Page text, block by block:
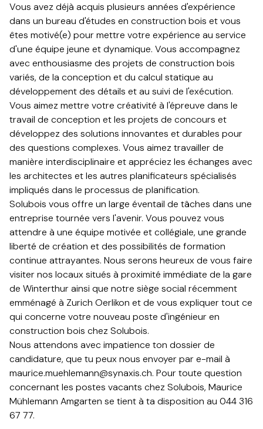
Vous avez déjà acquis plusieurs années d'expérience
dans un bureau d'études en construction bois et vous
êtes motivé(e) pour mettre votre expérience au service
d'une équipe jeune et dynamique. Vous accompagnez
avec enthousiasme des projets de construction bois
variés, de la conception et du calcul statique au
développement des détails et au suivi de l'exécution.
Vous aimez mettre votre créativité à l'épreuve dans le
travail de conception et les projets de concours et
développez des solutions innovantes et durables pour
des questions complexes. Vous aimez travailler de
manière interdisciplinaire et appréciez les échanges avec
les architectes et les autres planificateurs spécialisés
impliqués dans le processus de planification.​​​​‌ ‍ ​‍​‍‌‍ ‌ ​‍‌‍‍‌‌‍‌ ‌‍‍‌‌‍ ‍​‍​‍​ ‍‍​‍​‍‌ ​ ‌‍​‌‌‍ ‍‌‍‍‌‌ ‌​‌ ‍‌​‍ ‍‌‍‍‌‌‍ ​‍​‍​‍ ​​‍​‍‌‍‍​‌ ​‍‌‍‌‌‌‍‌‍​‍​‍​ ‍‍​‍​‍‌‍‍​‌ ‌​‌ ‌​‌ ​​​ ‍‍​‍ ​‍ ‌‍ ​‌‍ ‌‍​ ‌‍​‌‌‍ ​‌‍‍​‌‍ ‌ ​ ‌ ‌​​ ‍‍​ ​ ​ ​ ​ ​ ​ ​ ​‍ ‌‍‍‌‌‍ ‍‌ ‌​‌‍‌‌‌‍ ‍‌ ‌​​‍ ‌‍‌‌‌‍‌​‌‍‍‌‌ ‌​​‍ ‌‍ ‌‌‍ ‌‍‌​‌‍‌‌​ ‌‌ ​​‌ ​‍‌‍‌‌‌ ​ ‌‍‌‌‌‍ ‍‌ ‌​‌‍​‌‌ ‌​‌‍‍‌‌‍ ‌‍ ‍​ ‍ ‌‍‍‌‌‍‌​​ ‌‌‍​‍‌‍​ ​ ‌‌​ ​ ‌‍‌‌‌‍‌​​ ‍​​ ​‍​‍ ‌​ ​​‌‍‌‌​ ‌‌‌‍‌​​‍ ‌​ ‌​​ ‌‌​ ‍​​ ​‌​‍ ‌‌‍​‍‌‍​‍​ ‌ ​ ​ ​‍ ‌‌‍‌‌​ ‍‌‌‍‌‌‌‍‌‌​ ​ ‌‍‌‍‌‍‌​​ ‌‌​ ‍​‌‍​‌‌‍‌‍​ ‍‌​ ‍ ‌ ‌​‌ ‍‌‌ ​​‌‍‌‌​ ‌‌‍‍‍‌‍ ‌‍​‍​ ‍ ‌ ​​‌‍​‌‌ ‌​‌‍‍​​ ‌‌ ​‍‌‍‍‌‌‍​ ‌‍‍​‌‌‌​‌‍‌‌‌ ‍​‌ ‌​​‍‌‌​ ‌‌‌​​‍‌‌ ‌‍‍ ‌‍‌‌‌ ‍‌​‍‌‌​ ​ ‌​‌​​‍‌‌​ ​ ‌​‌​​‍‌‌​ ​‍​ ​‍‌‍‌‍‌ ​‍​‍‌‌​ ​‍​ ​‍​‍‌‌​ ‌‌‌​‌​​‍ ‍‌ ‌‍‌‍​‌‌‍ ​‌ ‌‌‌‍‌‌​‍‌‌​ ‌‌‌​​‍‌‌ ‌‍‍ ‌‍‌‌‌ ‍‌​‍‌‌​ ​ ‌​‌​​‍‌‌​ ​ ‌​‌​​‍‌‌​ ​‍​ ​‍​ ‍‌​ ​ ​ ​ ​ ‍​​ ​‍​ ‍‌‌‍‌‌‌‍​ ‌‍‌‍‌‍​ ​ ‍​‌‍‌​​‍‌‌​ ​‍​ ​‍​‍‌‌​ ‌‌‌​‌​​‍ ‍‌‍​ ‌‍‍​‌‍‍‌‌‍ ​‌‍‌​‌ ​‍‌‍‌‌‌‍ ‍​‍‌‌​ ‌‌‌​​‍‌‌ ‌‍‍ ‌‍‌‌‌ ‍‌​‍‌‌​ ​ ‌​‌​​‍‌‌​ ​ ‌​‌​​‍‌‌​ ​‍​ ​‍‌‍‌‌​ ​ ​ ‍‌​ ‌ ​ ‍‌​ ‍‌​ ‌‌​ ‌ ‌‍​‌​ ‌​‌‍​‌​ ‌‌​‍‌‌​ ​‍​ ​‍​‍‌‌​ ‌‌‌​‌​​‍ ‍‌ ‌​‌‍‌‌‌ ‍​‌ ‌​​ ‌‍​‍‌‍​‌‌ ​ ‌‍‌‌‌‌‌‌‌ ​‍‌‍ ​​ ‌‌‍‍​‌ ‌​‌ ‌​‌ ​​​‍‌‌​ ​ ‌​​‌​‍‌‌​ ​‍‌​‌‍​‍‌‌​ ​‍‌​‌‍‌‍ ​‌‍ ‌‍​ ‌‍​‌‌‍ ​‌‍‍​‌‍ ‌ ​ ‌ ‌​​‍‌‌​ ​ ‌​​‌​ ​ ​ ​ ​ ​ ​ ​ ​‍‌‍‌‍‍‌‌‍‌​​ ‌‌‍​‍‌‍​ ​ ‌‌​ ​ ‌‍‌‌‌‍‌​​ ‍​​ ​‍​‍ ‌​ ​​‌‍‌‌​ ‌‌‌‍‌​​‍ ‌​ ‌​​ ‌‌​ ‍​​ ​‌​‍ ‌‌‍​‍‌‍​‍​ ‌ ​ ​ ​‍ ‌‌‍‌‌​ ‍‌‌‍‌‌‌‍‌‌​ ​ ‌‍‌‍‌‍‌​​ ‌‌​ ‍​‌‍​‌‌‍‌‍​ ‍‌​‍‌‍‌ ‌​‌ ‍‌‌ ​​‌‍‌‌​ ‌‌‍‍‍‌‍ ‌‍​‍​‍‌‍‌ ​​‌‍​‌‌ ‌​‌‍‍​​ ‌‌ ​‍‌‍‍‌‌‍​ ‌‍‍​‌‌‌​‌‍‌‌‌ ‍​‌ ‌​​‍‌‌​ ‌‌‌​​‍‌‌ ‌‍‍ ‌‍‌‌‌ ‍‌​‍‌‌​ ​ ‌​‌​​‍‌‌​ ​ ‌​‌​​‍‌‌​ ​‍​ ​‍‌‍‌‍‌ ​‍​‍‌‌​ ​‍​ ​‍​‍‌‌​ ‌‌‌​‌​​‍ ‍‌ ‌‍‌‍​‌‌‍ ​‌ ‌‌‌‍‌‌​‍‌‌​ ‌‌‌​​‍‌‌ ‌‍‍ ‌‍‌‌‌ ‍‌​‍‌‌​ ​ ‌​‌​​‍‌‌​ ​ ‌​‌​​‍‌‌​ ​‍​ ​‍​ ‍‌​ ​ ​ ​ ​ ‍​​ ​‍​ ‍‌‌‍‌‌‌‍​ ‌‍‌‍‌‍​ ​ ‍​‌‍‌​​‍‌‌​ ​‍​ ​‍​‍‌‌​ ‌‌‌​‌​​‍ ‍‌‍​ ‌‍‍​‌‍‍‌‌‍ ​‌‍‌​‌ ​‍‌‍‌‌‌‍ ‍​‍‌‌​ ‌‌‌​​‍‌‌ ‌‍‍ ‌‍‌‌‌ ‍‌​‍‌‌​ ​ ‌​‌​​‍‌‌​ ​ ‌​‌​​‍‌‌​ ​‍​ ​‍‌‍‌‌​ ​ ​ ‍‌​ ‌ ​ ‍‌​ ‍‌​ ‌‌​ ‌ ‌‍​‌​ ‌​‌‍​‌​ ‌‌​‍‌‌​ ​‍​ ​‍​‍‌‌​ ‌‌‌​‌​​‍ ‍‌ ‌​‌‍‌‌‌ ‍​‌ ‌​​‍‌‍‌ ​​‌‍‌‌‌ ​‍‌ ​ ‌ ​​‌‍‌‌‌‍​ ‌ ‌​‌‍‍‌‌ ‌‍‌‍‌‌​ ‌‌ ​​‌ ‌‌‌‍​‍‌‍ ​‌‍‍‌‌ ​ ‌‍‍​‌‍‌‌‌‍‌​​‍​‍‌ ‌
Solubois vous offre un large éventail de tâches dans une
entreprise tournée vers l'avenir. Vous pouvez vous
attendre à une équipe motivée et collégiale, une grande
liberté de création et des possibilités de formation
continue attrayantes. Nous serons heureux de vous faire
visiter nos locaux situés à proximité immédiate de la gare
de Winterthur ainsi que notre siège social récemment
emménagé à Zurich Oerlikon et de vous expliquer tout ce
qui concerne votre nouveau poste d'ingénieur en
construction bois chez Solubois.​​​​‌ ‍ ​‍​‍‌‍ ‌ ​‍‌‍‍‌‌‍‌ ‌‍‍‌‌‍ ‍​‍​‍​ ‍‍​‍​‍‌ ​ ‌‍​‌‌‍ ‍‌‍‍‌‌ ‌​‌ ‍‌​‍ ‍‌‍‍‌‌‍ ​‍​‍​‍ ​​‍​‍‌‍‍​‌ ​‍‌‍‌‌‌‍‌‍​‍​‍​ ‍‍​‍​‍‌‍‍​‌ ‌​‌ ‌​‌ ​​​ ‍‍​‍ ​‍ ‌‍ ​‌‍ ‌‍​ ‌‍​‌‌‍ ​‌‍‍​‌‍ ‌ ​ ‌ ‌​​ ‍‍​ ​ ​ ​ ​ ​ ​ ​ ​‍ ‌‍‍‌‌‍ ‍‌ ‌​‌‍‌‌‌‍ ‍‌ ‌​​‍ ‌‍‌‌‌‍‌​‌‍‍‌‌ ‌​​‍ ‌‍ ‌‌‍ ‌‍‌​‌‍‌‌​ ‌‌ ​​‌ ​‍‌‍‌‌‌ ​ ‌‍‌‌‌‍ ‍‌ ‌​‌‍​‌‌ ‌​‌‍‍‌‌‍ ‌‍ ‍​ ‍ ‌‍‍‌‌‍‌​​ ‌‌‍​‍‌‍​ ​ ‌‌​ ​ ‌‍‌‌‌‍‌​​ ‍​​ ​‍​‍ ‌​ ​​‌‍‌‌​ ‌‌‌‍‌​​‍ ‌​ ‌​​ ‌‌​ ‍​​ ​‌​‍ ‌‌‍​‍‌‍​‍​ ‌ ​ ​ ​‍ ‌‌‍‌‌​ ‍‌‌‍‌‌‌‍‌‌​ ​ ‌‍‌‍‌‍‌​​ ‌‌​ ‍​‌‍​‌‌‍‌‍​ ‍‌​ ‍ ‌ ‌​‌ ‍‌‌ ​​‌‍‌‌​ ‌‌‍‍‍‌‍ ‌‍​‍​ ‍ ‌ ​​‌‍​‌‌ ‌​‌‍‍​​ ‌‌ ​‍‌‍‍‌‌‍​ ‌‍‍​‌‌‌​‌‍‌‌‌ ‍​‌ ‌​​‍‌‌​ ‌‌‌​​‍‌‌ ‌‍‍ ‌‍‌‌‌ ‍‌​‍‌‌​ ​ ‌​‌​​‍‌‌​ ​ ‌​‌​​‍‌‌​ ​‍​ ​‍‌‍‌‍‌ ​‍​‍‌‌​ ​‍​ ​‍​‍‌‌​ ‌‌‌​‌​​‍ ‍‌ ‌‍‌‍​‌‌‍ ​‌ ‌‌‌‍‌‌​‍‌‌​ ‌‌‌​​‍‌‌ ‌‍‍ ‌‍‌‌‌ ‍‌​‍‌‌​ ​ ‌​‌​​‍‌‌​ ​ ‌​‌​​‍‌‌​ ​‍​ ​‍‌‍‌‌​ ‌‍‌‍‌​​ ‌‌​ ‍​‌‍​‌​ ​‍​ ‍​​ ‌ ​ ​​‌‍‌‌​ ​​​‍‌‌​ ​‍​ ​‍​‍‌‌​ ‌‌‌​‌​​‍ ‍‌‍​ ‌‍‍​‌‍‍‌‌‍ ​‌‍‌​‌ ​‍‌‍‌‌‌‍ ‍​‍‌‌​ ‌‌‌​​‍‌‌ ‌‍‍ ‌‍‌‌‌ ‍‌​‍‌‌​ ​ ‌​‌​​‍‌‌​ ​ ‌​‌​​‍‌‌​ ​‍​ ​‍​ ​ ​ ‌​​ ​​​ ‌‌‌‍​ ​ ​​‌‍‌​​ ‍‌​ ‌‍‌‍​ ​ ‌ ​ ​​​‍‌‌​ ​‍​ ​‍​‍‌‌​ ‌‌‌​‌​​‍ ‍‌ ‌​‌‍‌‌‌ ‍​‌ ‌​​ ‌‍​‍‌‍​‌‌ ​ ‌‍‌‌‌‌‌‌‌ ​‍‌‍ ​​ ‌‌‍‍​‌ ‌​‌ ‌​‌ ​​​‍‌‌​ ​ ‌​​‌​‍‌‌​ ​‍‌​‌‍​‍‌‌​ ​‍‌​‌‍‌‍ ​‌‍ ‌‍​ ‌‍​‌‌‍ ​‌‍‍​‌‍ ‌ ​ ‌ ‌​​‍‌‌​ ​ ‌​​‌​ ​ ​ ​ ​ ​ ​ ​ ​‍‌‍‌‍‍‌‌‍‌​​ ‌‌‍​‍‌‍​ ​ ‌‌​ ​ ‌‍‌‌‌‍‌​​ ‍​​ ​‍​‍ ‌​ ​​‌‍‌‌​ ‌‌‌‍‌​​‍ ‌​ ‌​​ ‌‌​ ‍​​ ​‌​‍ ‌‌‍​‍‌‍​‍​ ‌ ​ ​ ​‍ ‌‌‍‌‌​ ‍‌‌‍‌‌‌‍‌‌​ ​ ‌‍‌‍‌‍‌​​ ‌‌​ ‍​‌‍​‌‌‍‌‍​ ‍‌​‍‌‍‌ ‌​‌ ‍‌‌ ​​‌‍‌‌​ ‌‌‍‍‍‌‍ ‌‍​‍​‍‌‍‌ ​​‌‍​‌‌ ‌​‌‍‍​​ ‌‌ ​‍‌‍‍‌‌‍​ ‌‍‍​‌‌‌​‌‍‌‌‌ ‍​‌ ‌​​‍‌‌​ ‌‌‌​​‍‌‌ ‌‍‍ ‌‍‌‌‌ ‍‌​‍‌‌​ ​ ‌​‌​​‍‌‌​ ​ ‌​‌​​‍‌‌​ ​‍​ ​‍‌‍‌‍‌ ​‍​‍‌‌​ ​‍​ ​‍​‍‌‌​ ‌‌‌​‌​​‍ ‍‌ ‌‍‌‍​‌‌‍ ​‌ ‌‌‌‍‌‌​‍‌‌​ ‌‌‌​​‍‌‌ ‌‍‍ ‌‍‌‌‌ ‍‌​‍‌‌​ ​ ‌​‌​​‍‌‌​ ​ ‌​‌​​‍‌‌​ ​‍​ ​‍‌‍‌‌​ ‌‍‌‍‌​​ ‌‌​ ‍​‌‍​‌​ ​‍​ ‍​​ ‌ ​ ​​‌‍‌‌​ ​​​‍‌‌​ ​‍​ ​‍​‍‌‌​ ‌‌‌​‌​​‍ ‍‌‍​ ‌‍‍​‌‍‍‌‌‍ ​‌‍‌​‌ ​‍‌‍‌‌‌‍ ‍​‍‌‌​ ‌‌‌​​‍‌‌ ‌‍‍ ‌‍‌‌‌ ‍‌​‍‌‌​ ​ ‌​‌​​‍‌‌​ ​ ‌​‌​​‍‌‌​ ​‍​ ​‍​ ​ ​ ‌​​ ​​​ ‌‌‌‍​ ​ ​​‌‍‌​​ ‍‌​ ‌‍‌‍​ ​ ‌ ​ ​​​‍‌‌​ ​‍​ ​‍​‍‌‌​ ‌‌‌​‌​​‍ ‍‌ ‌​‌‍‌‌‌ ‍​‌ ‌​​‍‌‍‌ ​​‌‍‌‌‌ ​‍‌ ​ ‌ ​​‌‍‌‌‌‍​ ‌ ‌​‌‍‍‌‌ ‌‍‌‍‌‌​ ‌‌ ​​‌ ‌‌‌‍​‍‌‍ ​‌‍‍‌‌ ​ ‌‍‍​‌‍‌‌‌‍‌​​‍​‍‌ ‌
Nous attendons avec impatience ton dossier de
candidature, que tu peux nous envoyer par e-mail à
maurice.muehlemann@synaxis.ch. Pour toute question
concernant les postes vacants chez Solubois, Maurice
Mühlemann Amgarten se tient à ta disposition au 044 316
67 77.​​​​‌ ‍ ​‍​‍‌‍ ‌ ​‍‌‍‍‌‌‍‌ ‌‍‍‌‌‍ ‍​‍​‍​ ‍‍​‍​‍‌ ​ ‌‍​‌‌‍ ‍‌‍‍‌‌ ‌​‌ ‍‌​‍ ‍‌‍‍‌‌‍ ​‍​‍​‍ ​​‍​‍‌‍‍​‌ ​‍‌‍‌‌‌‍‌‍​‍​‍​ ‍‍​‍​‍‌‍‍​‌ ‌​‌ ‌​‌ ​​​ ‍‍​‍ ​‍ ‌‍ ​‌‍ ‌‍​ ‌‍​‌‌‍ ​‌‍‍​‌‍ ‌ ​ ‌ ‌​​ ‍‍​ ​ ​ ​ ​ ​ ​ ​ ​‍ ‌‍‍‌‌‍ ‍‌ ‌​‌‍‌‌‌‍ ‍‌ ‌​​‍ ‌‍‌‌‌‍‌​‌‍‍‌‌ ‌​​‍ ‌‍ ‌‌‍ ‌‍‌​‌‍‌‌​ ‌‌ ​​‌ ​‍‌‍‌‌‌ ​ ‌‍‌‌‌‍ ‍‌ ‌​‌‍​‌‌ ‌​‌‍‍‌‌‍ ‌‍ ‍​ ‍ ‌‍‍‌‌‍‌​​ ‌‌‍​‍‌‍​ ​ ‌‌​ ​ ‌‍‌‌‌‍‌​​ ‍​​ ​‍​‍ ‌​ ​​‌‍‌‌​ ‌‌‌‍‌​​‍ ‌​ ‌​​ ‌‌​ ‍​​ ​‌​‍ ‌‌‍​‍‌‍​‍​ ‌ ​ ​ ​‍ ‌‌‍‌‌​ ‍‌‌‍‌‌‌‍‌‌​ ​ ‌‍‌‍‌‍‌​​ ‌‌​ ‍​‌‍​‌‌‍‌‍​ ‍‌​ ‍ ‌ ‌​‌ ‍‌‌ ​​‌‍‌‌​ ‌‌‍‍‍‌‍ ‌‍​‍​ ‍ ‌ ​​‌‍​‌‌ ‌​‌‍‍​​ ‌‌ ​‍‌‍‍‌‌‍​ ‌‍‍​‌‌‌​‌‍‌‌‌ ‍​‌ ‌​​‍‌‌​ ‌‌‌​​‍‌‌ ‌‍‍ ‌‍‌‌‌ ‍‌​‍‌‌​ ​ ‌​‌​​‍‌‌​ ​ ‌​‌​​‍‌‌​ ​‍​ ​‍‌‍‌‍‌ ​‍​‍‌‌​ ​‍​ ​‍​‍‌‌​ ‌‌‌​‌​​‍ ‍‌ ‌‍‌‍​‌‌‍ ​‌ ‌‌‌‍‌‌​‍‌‌​ ‌‌‌​​‍‌‌ ‌‍‍ ‌‍‌‌‌ ‍‌​‍‌‌​ ​ ‌​‌​​‍‌‌​ ​ ‌​‌​​‍‌‌​ ​‍​ ​‍‌‍​‍‌‍​ ‌‍​ ​ ‍​​ ‌​​ ​ ​ ‍​​ ‍‌​ ​‍​ ​​​ ​‌​ ‍‌​‍‌‌​ ​‍​ ​‍​‍‌‌​ ‌‌‌​‌​​‍ ‍‌‍​ ‌‍‍​‌‍‍‌‌‍ ​‌‍‌​‌ ​‍‌‍‌‌‌‍ ‍​‍‌‌​ ‌‌‌​​‍‌‌ ‌‍‍ ‌‍‌‌‌ ‍‌​‍‌‌​ ​ ‌​‌​​‍‌‌​ ​ ‌​‌​​‍‌‌​ ​‍​ ​‍‌‍​‌‌‍​‍​ ‌ ​ ‍‌​ ​​​ ‍‌​ ​​​ ​‌​ ‌ ​ ‍‌​ ​​‌‍​ ​‍‌‌​ ​‍​ ​‍​‍‌‌​ ‌‌‌​‌​​‍ ‍‌ ‌​‌‍‌‌‌ ‍​‌ ‌​​ ‌‍​‍‌‍​‌‌ ​ ‌‍‌‌‌‌‌‌‌ ​‍‌‍ ​​ ‌‌‍‍​‌ ‌​‌ ‌​‌ ​​​‍‌‌​ ​ ‌​​‌​‍‌‌​ ​‍‌​‌‍​‍‌‌​ ​‍‌​‌‍‌‍ ​‌‍ ‌‍​ ‌‍​‌‌‍ ​‌‍‍​‌‍ ‌ ​ ‌ ‌​​‍‌‌​ ​ ‌​​‌​ ​ ​ ​ ​ ​ ​ ​ ​‍‌‍‌‍‍‌‌‍‌​​ ‌‌‍​‍‌‍​ ​ ‌‌​ ​ ‌‍‌‌‌‍‌​​ ‍​​ ​‍​‍ ‌​ ​​‌‍‌‌​ ‌‌‌‍‌​​‍ ‌​ ‌​​ ‌‌​ ‍​​ ​‌​‍ ‌‌‍​‍‌‍​‍​ ‌ ​ ​ ​‍ ‌‌‍‌‌​ ‍‌‌‍‌‌‌‍‌‌​ ​ ‌‍‌‍‌‍‌​​ ‌‌​ ‍​‌‍​‌‌‍‌‍​ ‍‌​‍‌‍‌ ‌​‌ ‍‌‌ ​​‌‍‌‌​ ‌‌‍‍‍‌‍ ‌‍​‍​‍‌‍‌ ​​‌‍​‌‌ ‌​‌‍‍​​ ‌‌ ​‍‌‍‍‌‌‍​ ‌‍‍​‌‌‌​‌‍‌‌‌ ‍​‌ ‌​​‍‌‌​ ‌‌‌​​‍‌‌ ‌‍‍ ‌‍‌‌‌ ‍‌​‍‌‌​ ​ ‌​‌​​‍‌‌​ ​ ‌​‌​​‍‌‌​ ​‍​ ​‍‌‍‌‍‌ ​‍​‍‌‌​ ​‍​ ​‍​‍‌‌​ ‌‌‌​‌​​‍ ‍‌ ‌‍‌‍​‌‌‍ ​‌ ‌‌‌‍‌‌​‍‌‌​ ‌‌‌​​‍‌‌ ‌‍‍ ‌‍‌‌‌ ‍‌​‍‌‌​ ​ ‌​‌​​‍‌‌​ ​ ‌​‌​​‍‌‌​ ​‍​ ​‍‌‍​‍‌‍​ ‌‍​ ​ ‍​​ ‌​​ ​ ​ ‍​​ ‍‌​ ​‍​ ​​​ ​‌​ ‍‌​‍‌‌​ ​‍​ ​‍​‍‌‌​ ‌‌‌​‌​​‍ ‍‌‍​ ‌‍‍​‌‍‍‌‌‍ ​‌‍‌​‌ ​‍‌‍‌‌‌‍ ‍​‍‌‌​ ‌‌‌​​‍‌‌ ‌‍‍ ‌‍‌‌‌ ‍‌​‍‌‌​ ​ ‌​‌​​‍‌‌​ ​ ‌​‌​​‍‌‌​ ​‍​ ​‍‌‍​‌‌‍​‍​ ‌ ​ ‍‌​ ​​​ ‍‌​ ​​​ ​‌​ ‌ ​ ‍‌​ ​​‌‍​ ​‍‌‌​ ​‍​ ​‍​‍‌‌​ ‌‌‌​‌​​‍ ‍‌ ‌​‌‍‌‌‌ ‍​‌ ‌​​‍‌‍‌ ​​‌‍‌‌‌ ​‍‌ ​ ‌ ​​‌‍‌‌‌‍​ ‌ ‌​‌‍‍‌‌ ‌‍‌‍‌‌​ ‌‌ ​​‌ ‌‌‌‍​‍‌‍ ​‌‍‍‌‌ ​ ‌‍‍​‌‍‌‌‌‍‌​​‍​‍‌ ‌